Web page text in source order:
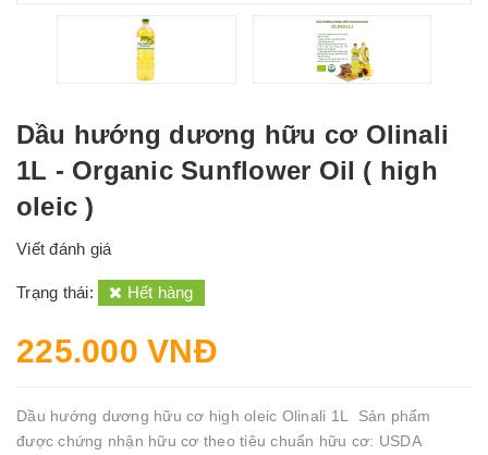
Dầu hướng dương hữu cơ Olinali
1L - Organic Sunflower Oil ( high
oleic )
Viết đánh giá
Trạng thái: Hết hàng
225.000 VNĐ
Dầu hướng dương hữu cơ high oleic Olinali 1L Sản phẩm
được chứng nhận hữu cơ theo tiêu chuẩn hữu cơ: USDA